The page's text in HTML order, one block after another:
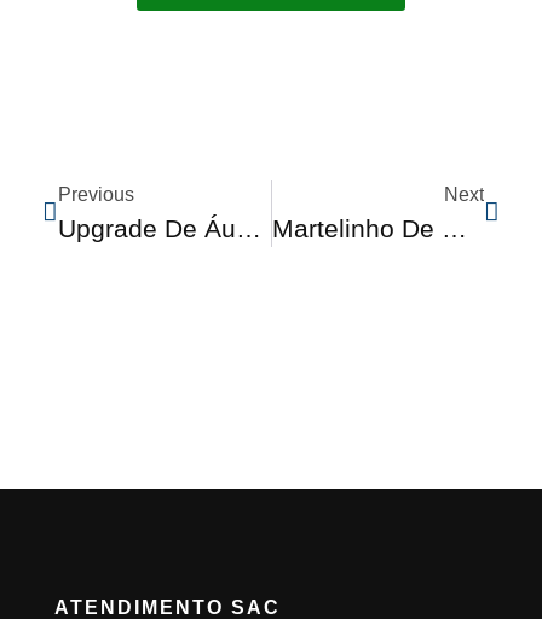
Previous
Upgrade De Áudio Automotivo: Como Melhorar O Sistema De Som Do Seu Carro
Next
Martelinho De Ouro: A Solução Inteligente Para Reparos De Carroceria
ATENDIMENTO SAC